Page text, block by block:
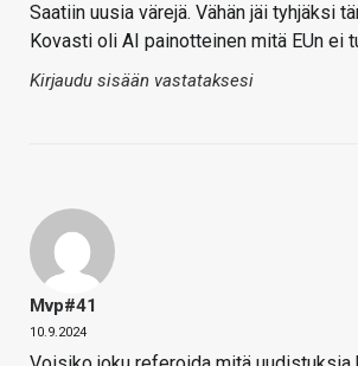
Saatiin uusia värejä. Vähän jäi tyhjäksi
Kovasti oli AI painotteinen mitä EUn ei
Kirjaudu sisään vastataksesi
Mvp#41
10.9.2024